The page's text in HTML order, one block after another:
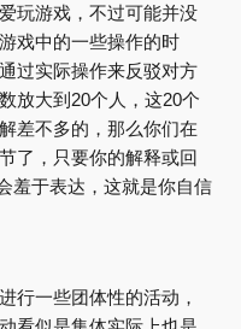
玩游戏，不过可能并没
戏中的一些操作的时
过实际操作来反驳对方
放大到20个人，这20个
差不多的，那么你们在
了，只要你的解释或回
羞于表达，这就是你自信
行一些团体性的活动，